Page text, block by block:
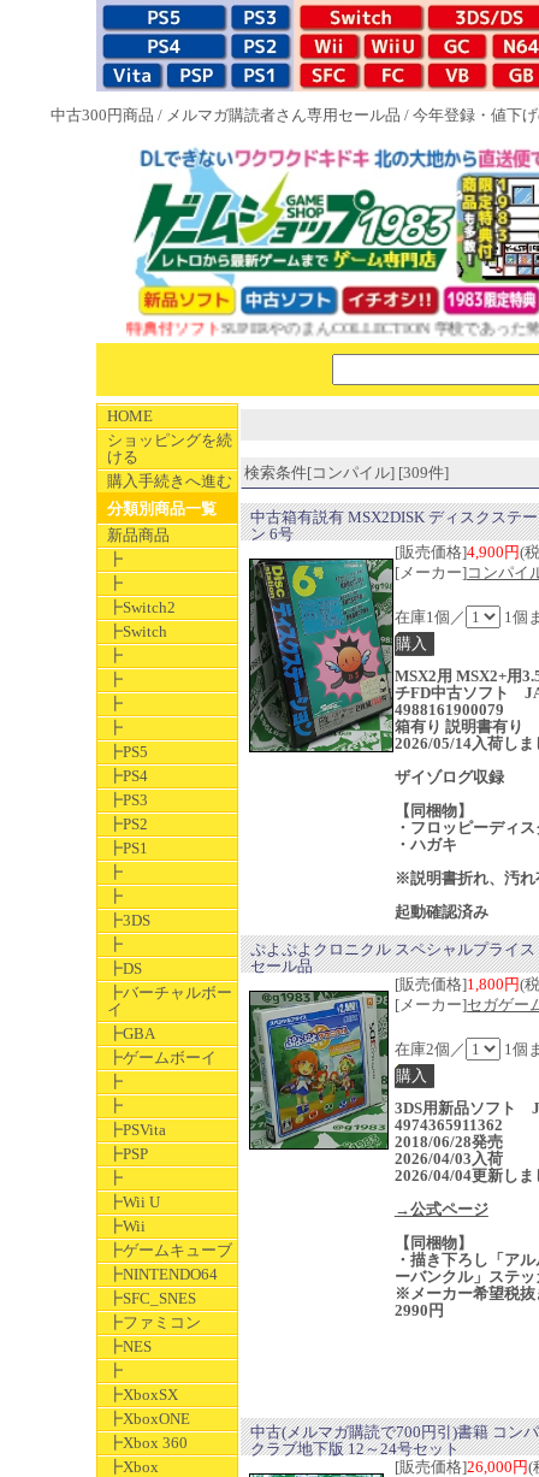
中古300円商品 / メルマガ購読者さん専用セール品 / 今年登録・値下
1983特典付ソフトSUPERやのまんCOLLECTION 学校であった怖い話
HOME
ショッピングを続
ける
購入手続きへ進む
分類別商品一覧
新品商品
┣
┣
┣Switch2
┣Switch
┣
┣
┣
┣
┣PS5
┣PS4
┣PS3
┣PS2
┣PS1
┣
┣
┣3DS
┣
┣DS
┣バーチャルボー
イ
┣GBA
┣ゲームボーイ
┣
┣
┣PSVita
┣PSP
┣
┣Wii U
┣Wii
┣ゲームキューブ
┣NINTENDO64
┣SFC_SNES
┣ファミコン
┣NES
┣
┣XboxSX
┣XboxONE
┣Xbox 360
┣Xbox
検索条件[コンパイル] [309件]
中古箱有説有 MSX2DISK ディスクステ
ン 6号
[販売価格]4,900円(
[メーカー]コンパイ
在庫1個／ 1個
MSX2用 MSX2+用
チFD中古ソフト
4988161900079
箱有り 説明書有り
2026/05/14入荷しま
ザイゾログ収録
【同梱物】
・フロッピーディ
・ハガキ
※説明書折れ、汚れ
起動確認済み
ぷよぷよクロニクル スペシャルプライス
セール品
[販売価格]1,800円(
[メーカー]セガゲー
在庫2個／ 1個
3DS用新品ソフト
4974365911362
2018/06/28発売
2026/04/03入荷
2026/04/04更新しま
→公式ページ
【同梱物】
・描き下ろし「ア
ーバンクル」ステッ
※メーカー希望税抜
2990円
中古(メルマガ購読で700円引)書籍 コン
クラブ地下版 12～24号セット
[販売価格]26,000円(